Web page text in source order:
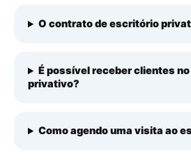
O contrato de escritório
É possível receber clientes
privativo?
Como agendo uma visita ao